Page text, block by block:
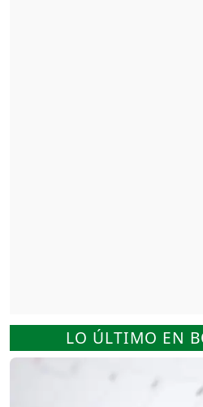
LO ÚLTIMO EN